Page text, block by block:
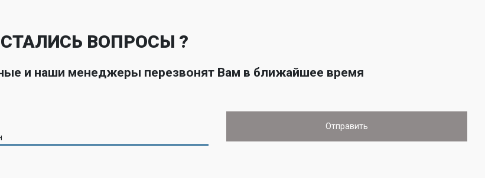
ВОПРОСЫ ?
и наши менеджеры перезвонят Вам в ближайшее время